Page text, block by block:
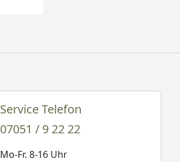
Service Telefon
07051 / 9 22 22
Mo-Fr. 8-16 Uhr